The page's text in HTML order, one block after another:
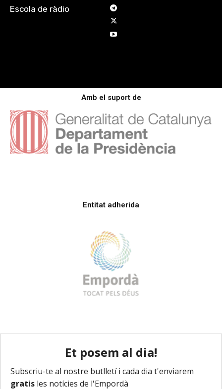
Escola de ràdio
Amb el suport de
Entitat adherida